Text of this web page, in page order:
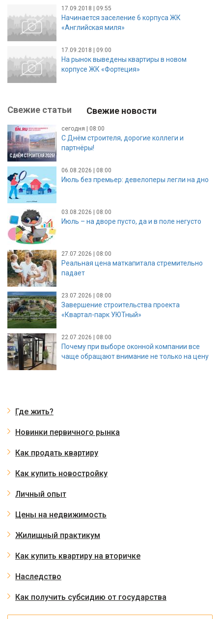
17.09.2018 | 09:55
Начинается заселение 6 корпуса ЖК
«Английская миля»
17.09.2018 | 09:00
На рынок выведены квартиры в новом
корпусе ЖК «Фортеция»
Свежие статьи Свежие новости
сегодня | 08:00
С Днём строителя, дорогие коллеги и
партнёры!
06.08.2026 | 08:00
Июль без премьер: девелоперы легли на дно
03.08.2026 | 08:00
Июль – на дворе пусто, да и в поле негусто
27.07.2026 | 08:00
Реальная цена маткапитала стремительно
падает
23.07.2026 | 08:00
Завершение строительства проекта
«Квартал-парк УЮТный»
22.07.2026 | 08:00
Почему при выборе оконной компании все
чаще обращают внимание не только на цену
Где жить?
Новинки первичного рынка
Как продать квартиру
Как купить новостройку
Личный опыт
Цены на недвижимость
Жилищный практикум
Как купить квартиру на вторичке
Наследство
Как получить субсидию от государства